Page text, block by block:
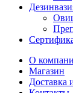
О
Магазин
Доставка